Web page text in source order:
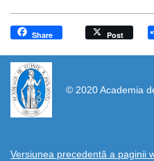
Share Post
© 2020 Academia
Versiunea precedentă a paginii
https://propletenie.ru/